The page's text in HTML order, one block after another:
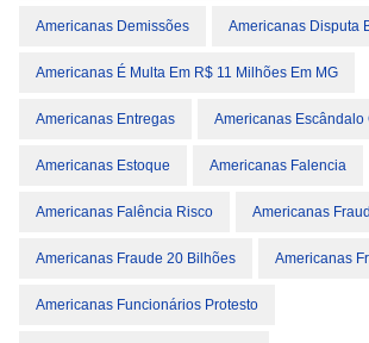
Americanas Demissões Americanas Disputa
Americanas É Multa Em R$ 11 Milhões Em MG
Americanas Entregas Americanas Escândalo
Americanas Estoque Americanas Falencia
Americanas Falência Risco Americanas
Americanas Fraude 20 Bilhões Americanas
Americanas Funcionários Protesto